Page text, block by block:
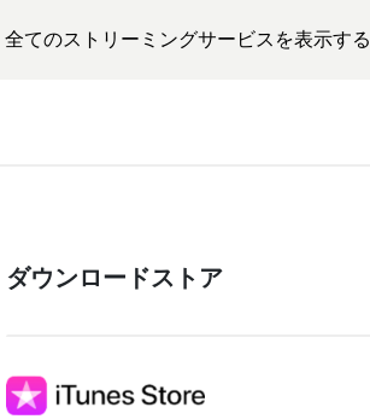
全てのストリーミングサービスを表示する
ダウンロードストア